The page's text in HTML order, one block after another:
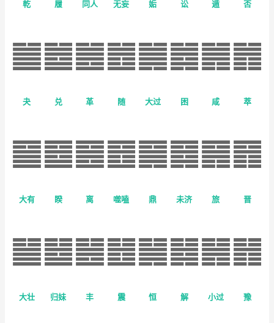
乾 履 同人 无妄 姤 讼 遁 否
夬 兑 革 随 大过 困 咸 萃
大有 睽 离 噬嗑 鼎 未济 旅 晋
大壮 归妹 丰 震 恒 解 小过 豫